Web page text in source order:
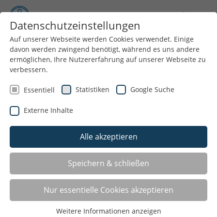
Menü
AGB ALS PDF DOWNLOADEN
AGB Sportreisen
AGB Qualifizierungen
AGB Sportkurse
Datenschutzeinstellungen
Auf unserer Webseite werden Cookies verwendet. Einige
davon werden zwingend benötigt, während es uns andere
ermöglichen, Ihre Nutzererfahrung auf unserer Webseite zu
verbessern.
Essentiell Statistiken Google Suche
Externe Inhalte
Alle akzeptieren
Speichern & schließen
Nur essentielle Cookies akzeptieren
Weitere Informationen anzeigen